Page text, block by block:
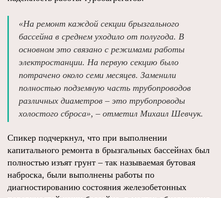
«На ремонт каждой секции брызгального
бассейна в среднем уходило от полугода. В
основном это связано с режимами работы
электростанции. На первую секцию было
потрачено около семи месяцев. Заменили
полностью подземную часть трубопроводов
различных диаметров – это трубопроводы
холостого сброса», – отметил Михаил Шевчук.
Спикер подчеркнул, что при выполнении
капитального ремонта в брызгальных бассейнах был
полностью изъят грунт – так называемая бутовая
наброска, были выполнены работы по
диагностированию состояния железобетонных